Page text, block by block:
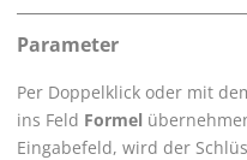
Parameter
Per Doppelklick oder mit
ins Feld Formel
Eingabefeld, wird der